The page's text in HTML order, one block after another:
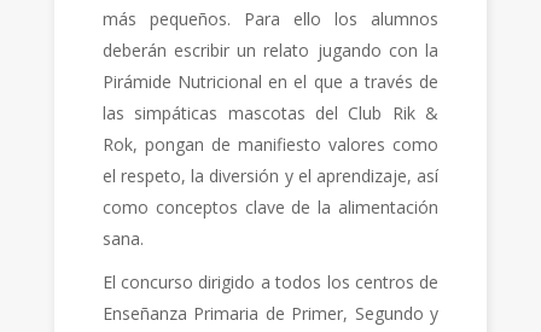
más pequeños. Para ello los alumnos
deberán escribir un relato jugando con la
Pirámide Nutricional en el que a través de
las simpáticas mascotas del Club Rik &
Rok, pongan de manifiesto valores como
el respeto, la diversión y el aprendizaje, así
como conceptos clave de la alimentación
sana.
El concurso dirigido a todos los centros de
Enseñanza Primaria de Primer, Segundo y